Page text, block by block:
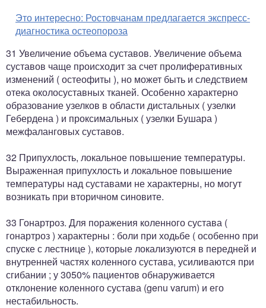
Это интересно: Ростовчанам предлагается экспресс-
диагностика остеопороза
31 Увеличение объема суставов. Увеличение объема
суставов чаще происходит за счет пролиферативных
изменений ( остеофиты ), но может быть и следствием
отека околосуставных тканей. Особенно характерно
образование узелков в области дистальных ( узелки
Гебердена ) и проксимальных ( узелки Бушара )
межфаланговых суставов.
32 Припухлость, локальное повышение температуры.
Выраженная припухлость и локальное повышение
температуры над суставами не характерны, но могут
возникать при вторичном синовите.
33 Гонартроз. Для поражения коленного сустава (
гонартроз ) характерны : боли при ходьбе ( особенно при
спуске с лестнице ), которые локализуются в передней и
внутренней частях коленного сустава, усиливаются при
сгибании ; у 3050% пациентов обнаруживается
отклонение коленного сустава (genu varum) и его
нестабильность.